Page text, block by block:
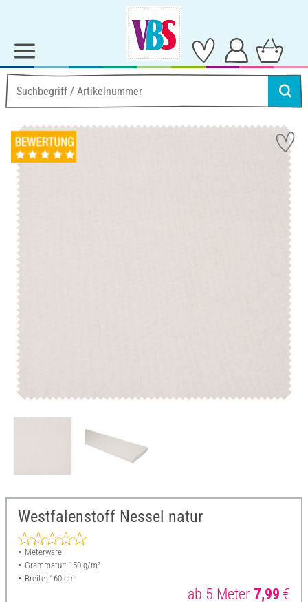
Westfalenstoff Nessel natur
Meterware
Grammatur: 150 g/m²
Breite: 160 cm
ab 5 Meter7,99 €